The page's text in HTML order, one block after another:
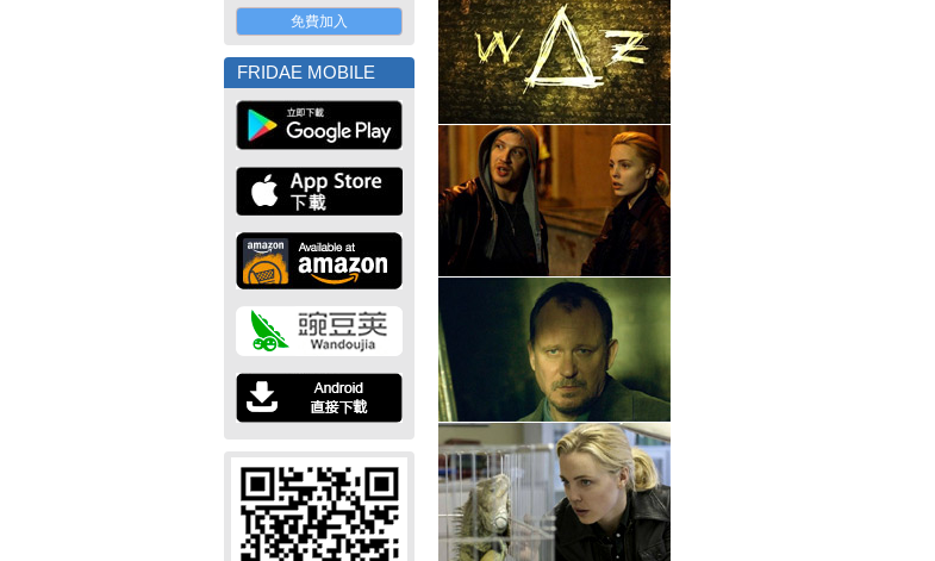
免費加入
FRIDAE MOBILE